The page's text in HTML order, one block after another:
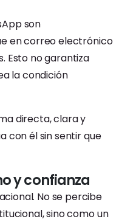
son
en correo electrónico
Esto no garantiza
la condición
directa, clara y
con él sin sentir que
y confianza
No se percibe
sino como un